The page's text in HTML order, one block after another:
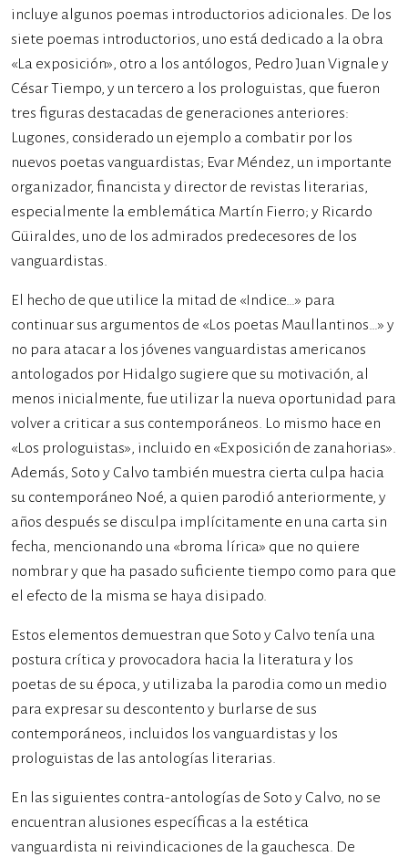
incluye algunos poemas introductorios adicionales. De los
siete poemas introductorios, uno está dedicado a la obra
«La exposición», otro a los antólogos, Pedro Juan Vignale y
César Tiempo, y un tercero a los prologuistas, que fueron
tres figuras destacadas de generaciones anteriores:
Lugones, considerado un ejemplo a combatir por los
nuevos poetas vanguardistas; Evar Méndez, un importante
organizador, financista y director de revistas literarias,
especialmente la emblemática Martín Fierro; y Ricardo
Güiraldes, uno de los admirados predecesores de los
vanguardistas.
El hecho de que utilice la mitad de «Indice…» para
continuar sus argumentos de «Los poetas Maullantinos…» y
no para atacar a los jóvenes vanguardistas americanos
antologados por Hidalgo sugiere que su motivación, al
menos inicialmente, fue utilizar la nueva oportunidad para
volver a criticar a sus contemporáneos. Lo mismo hace en
«Los prologuistas», incluido en «Exposición de zanahorias».
Además, Soto y Calvo también muestra cierta culpa hacia
su contemporáneo Noé, a quien parodió anteriormente, y
años después se disculpa implícitamente en una carta sin
fecha, mencionando una «broma lírica» que no quiere
nombrar y que ha pasado suficiente tiempo como para que
el efecto de la misma se haya disipado.
Estos elementos demuestran que Soto y Calvo tenía una
postura crítica y provocadora hacia la literatura y los
poetas de su época, y utilizaba la parodia como un medio
para expresar su descontento y burlarse de sus
contemporáneos, incluidos los vanguardistas y los
prologuistas de las antologías literarias.
En las siguientes contra-antologías de Soto y Calvo, no se
encuentran alusiones específicas a la estética
vanguardista ni reivindicaciones de la gauchesca. De